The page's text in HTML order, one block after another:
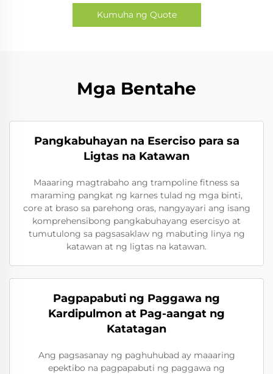
Kumuha ng Quote
Mga Bentahe
Pangkabuhayan na Eserciso para sa
Ligtas na Katawan
Maaaring magtrabaho ang trampoline fitness sa
maraming pangkat ng karnes tulad ng mga binti,
core at braso sa parehong oras, nangyayari ang isang
komprehensibong pangkabuhayang esercisyo at
tumutulong sa pagsasaklaw ng mabuting linya ng
katawan at ng ligtas na katawan.
Pagpapabuti ng Paggawa ng
Kardipulmon at Pag-aangat ng
Katatagan
Ang pagsasanay ng paghuhubad ay maaaring
epektibo na pagpapabuti ng paggawa ng